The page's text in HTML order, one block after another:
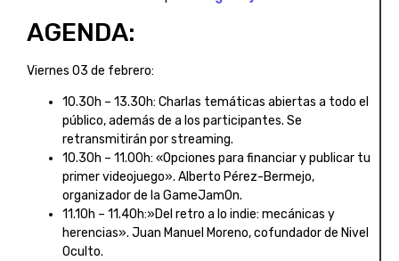
AGENDA:
Viernes 03 de febrero:
10.30h – 13.30h: Charlas temáticas abiertas a todo el
público, además de a los participantes. Se
retransmitirán por streaming.
10.30h – 11.00h: «Opciones para financiar y publicar tu
primer videojuego». Alberto Pérez-Bermejo,
organizador de la GameJamOn.
11.10h – 11.40h:»Del retro a lo indie: mecánicas y
herencias». Juan Manuel Moreno, cofundador de Nivel
Oculto.